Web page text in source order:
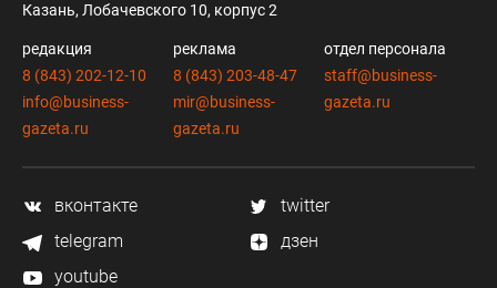
Казань, Лобачевского 10, корпус 2
редакция
8 (843) 202-12-10
info@business-
gazeta.ru
реклама
8 (843) 203-48-47
mir@business-
gazeta.ru
отдел персонала
staff@business-
gazeta.ru
вконтакте
twitter
telegram
дзен
youtube